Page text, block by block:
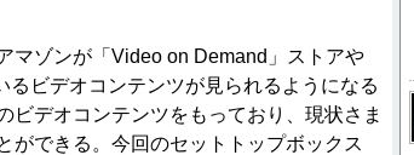
ゾンが「Video on Demand」ストアや
るビデオコンテンツが見られるようになる
ビデオコンテンツをもっており、現状さま
ができる。今回のセットトップボックス